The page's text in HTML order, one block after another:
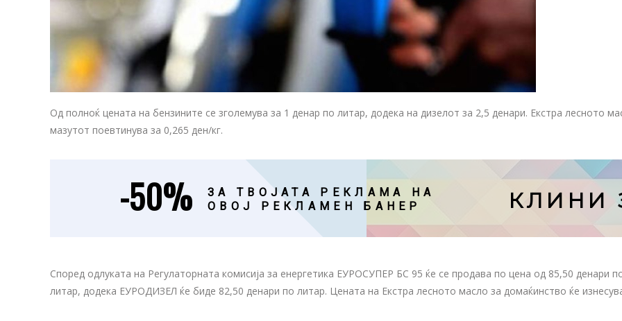
Од полноќ цената на бензините се зголемува за 1 денар по литар, додека на дизелот за 2,5 денари. Екстра лесното
мазутот поевтинува за 0,265 ден/кг.
-50%
ЗА ТВОЈАТА РЕКЛАМА НА
ОВОЈ РЕКЛАМЕН БАНЕР
КЛИНИ
Според одлуката на Регулаторната комисија за енергетика ЕУРОСУПЕР БС 95 ќе се продава по цена од 85,50
литар, додека ЕУРОДИЗЕЛ ќе биде 82,50 денари по литар. Цената на Екстра лесното масло за домаќинство ќе